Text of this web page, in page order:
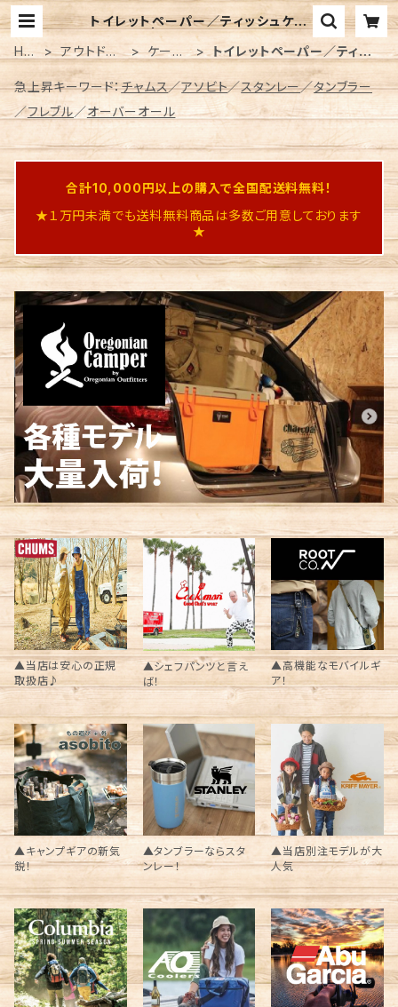
トイレットペーパー／ティッシュケー
ス | BEARS Online
HO
アウトドア
グッズ
ケース
トイレットペーパー／ティッ
急上昇キーワード：チャムス／アソビト／スタンレー／タンブラー
／フレブル／オーバーオール
合計10,000円以上の購入で全国配送料無料！
★１万円未満でも送料無料商品は多数ご用意しております
★
▲当店は安心の正規
取扱店♪
▲シェフパンツと言え
ば！
▲高機能なモバイルギ
ア！
▲キャンプギアの新気
鋭！
▲タンブラーならスタ
ンレー！
▲当店別注モデルが大
人気